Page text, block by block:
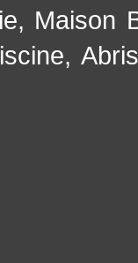
, Maison